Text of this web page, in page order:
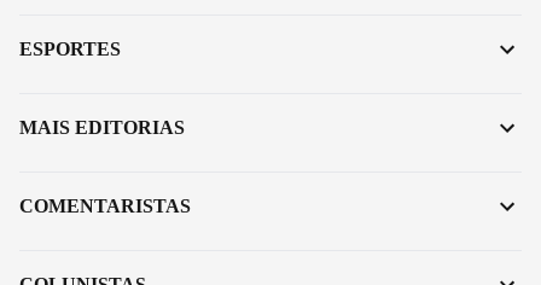
ESPORTES
MAIS EDITORIAS
COMENTARISTAS